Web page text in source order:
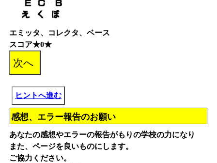
エミッタ、コレクタ、ベース
スコア★0★
ヒントへ進む
感想、エラー報告のお願い
あなたの感想やエラーの報告がもりの学校の力になり
また、ページを良いものにします。
ご協力ください。